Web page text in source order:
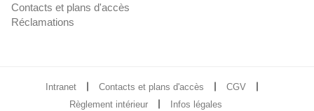
Contacts et plans d'accès
Réclamations
Intranet Contacts et plans d'accès
CGV
Règlement intérieur
Infos légales